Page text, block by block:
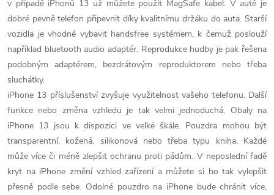
p
r
v
k
y
v
ý
á
n
í
v případě iPhonů 13 už můžete použít MagSafe kabel. V autě je
dobré pevně telefon připevnit díky kvalitnímu držáku do auta. Starší
vozidla je vhodné vybavit handsfree systémem, k čemuž poslouží
například bluetooth audio adaptér. Reprodukce hudby je pak řešena
podobným adaptérem, bezdrátovým reproduktorem nebo třeba
sluchátky.
iPhone 13 příslušenství zvyšuje využitelnost vašeho telefonu. Další
funkce nebo změna vzhledu je tak velmi jednoduchá. Obaly na
iPhone 13 jsou k dispozici ve velké škále. Pouzdra mohou být
transparentní, kožená, silikonová nebo třeba typu kniha. Každé
může více či méně zlepšit ochranu proti pádům. V neposlední řadě
kryt na iPhone změní vzhled zařízení a můžete si ho tak vylepšit
přesně podle sebe. Odolné pouzdro na iPhone bude chránit více,